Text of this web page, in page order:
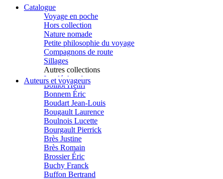
Catalogue
Voyage en poche
Hors collection
Nature nomade
Petite philosophie du voyage
Compagnons de route
Sillages
Autres collections
La clé des champs
Chemins d’étoiles
Visions
Auteurs et voyageurs
Bezsonov Youri
Bideau Michel-Cosme
Billard Yannick
Blanchet Anne-Lise
Bluntzer Christophe
Bobin Mathieu
Boch Anne-Laure
Boch Julie
Boclet-Weller Robin
Boillot Henri
Bonnem Éric
Boudart Jean-Louis
Bougault Laurence
Boulnois Lucette
Bourgault Pierrick
Brès Justine
Brès Romain
Brossier Éric
Buchy Franck
Buffon Bertrand